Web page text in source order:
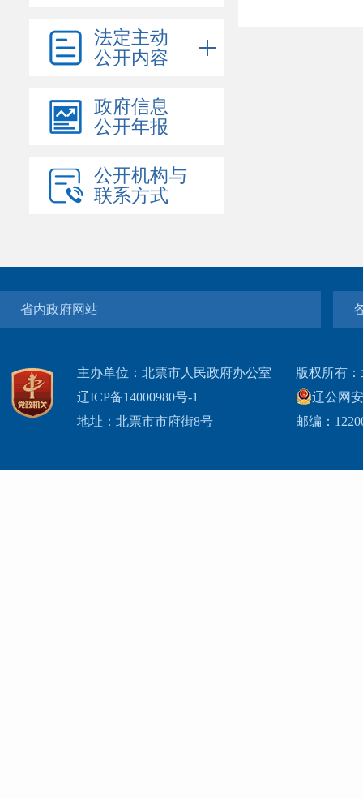
法定主动
公开内容
政府信息
公开年报
公开机构与
联系方式
省内政府网站
主办单位：北票市人民政府办公室
辽ICP备14000980号-1
地址：北票市市府街8号
版权所有
辽公网
邮编：